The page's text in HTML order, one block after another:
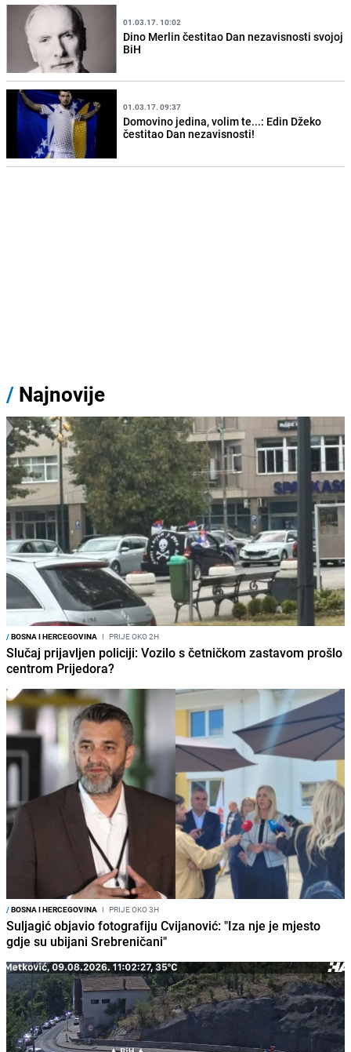
01.03.17. 10:02
Dino Merlin čestitao Dan nezavisnosti svojoj
BiH
01.03.17. 09:37
Domovino jedina, volim te...: Edin Džeko
čestitao Dan nezavisnosti!
/ Najnovije
/BOSNA I HERCEGOVINA I PRIJE OKO 2H
Slučaj prijavljen policiji: Vozilo s četničkom zastavom prošlo
centrom Prijedora?
/BOSNA I HERCEGOVINA I PRIJE OKO 3H
Suljagić objavio fotografiju Cvijanović: "Iza nje je mjesto
gdje su ubijani Srebreničani"